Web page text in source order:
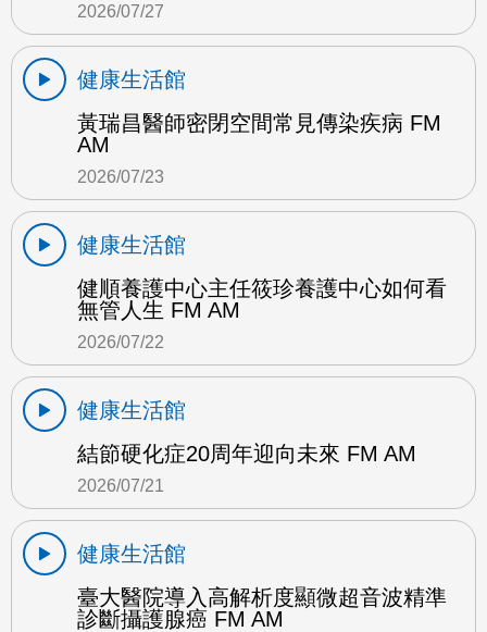
2026/07/27
健康生活館
黃瑞昌醫師密閉空間常見傳染疾病 FM
AM
2026/07/23
健康生活館
健順養護中心主任筱珍養護中心如何看
無管人生 FM AM
2026/07/22
健康生活館
結節硬化症20周年迎向未來 FM AM
2026/07/21
健康生活館
臺大醫院導入高解析度顯微超音波精準
診斷攝護腺癌 FM AM